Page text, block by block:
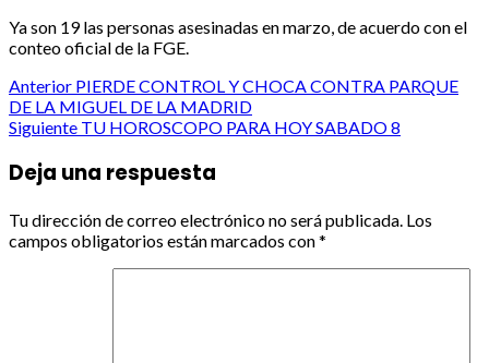
Ya son 19 las personas asesinadas en marzo, de acuerdo con el
conteo oficial de la FGE.
Post
navigation
Anterior PIERDE CONTROL Y CHOCA CONTRA PARQUE
DE LA MIGUEL DE LA MADRID
Siguiente TU HOROSCOPO PARA HOY SABADO 8
Deja una respuesta
Tu dirección de correo electrónico no será publicada. Los
campos obligatorios están marcados con*